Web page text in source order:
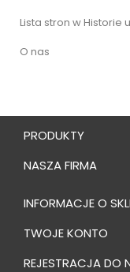
Lista stron w Historie
O nas
PRODUKTY
NASZA FIRMA
INFORMACJE O
TWOJE KONTO
REJESTRACJA DO